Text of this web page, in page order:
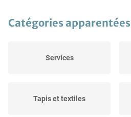
Catégories apparentées
Services
Tapis et textiles